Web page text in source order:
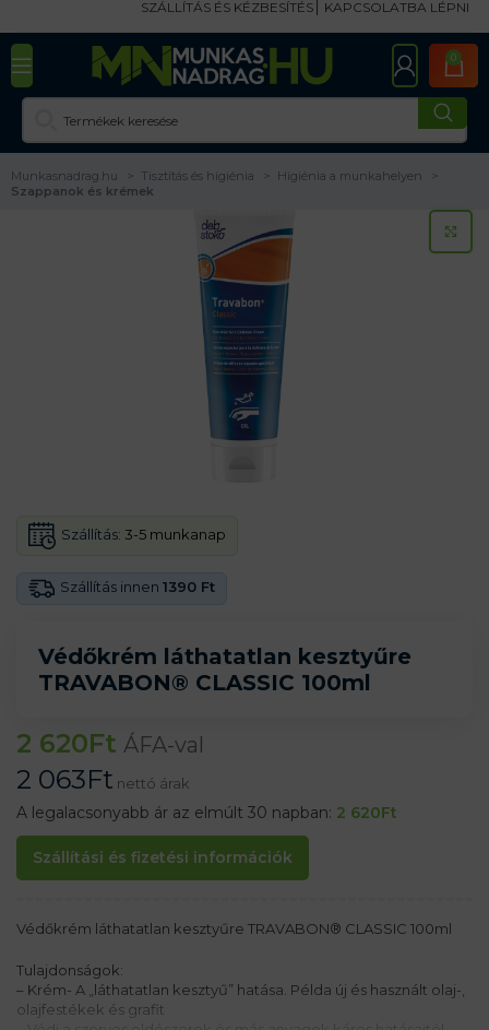
SZÁLLÍTÁS ÉS KÉZBESÍTÉS KAPCSOLATBA LÉPNI
0
Munkasnadrag.hu Tisztítás és higiénia
Higiénia a munkahelyen
Szappanok és krémek
Védőkrém láthatatlan kesztyűre
TRAVABON® CLASSIC 100ml
Szállítás innen 1390 Ft
Szállítás: 3-5 munkanap
2 620Ft ÁFA-val
2 063Ft nettó árak
A legalacsonyabb ár az elmúlt 30 napban: 2 620Ft
Szállítási és fizetési információk
Védőkrém láthatatlan kesztyűre TRAVABON® CLASSIC 100ml
Tulajdonságok:
– Krém- A „láthatatlan kesztyű” hatása. Példa új és használt olaj-,
olajfestékek és grafit